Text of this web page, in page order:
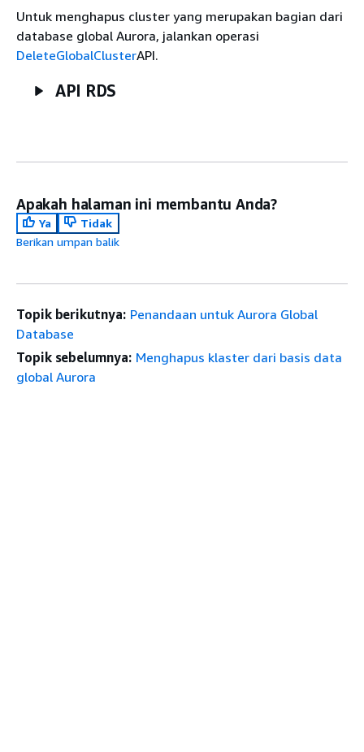
Untuk menghapus cluster yang merupakan bagian dari
database global Aurora, jalankan operasi
DeleteGlobalClusterAPI.
API RDS
Apakah halaman ini membantu Anda?
Ya
Tidak
Berikan umpan balik
Topik berikutnya: Penandaan untuk Aurora Global
Database
Topik sebelumnya: Menghapus klaster dari basis data
global Aurora